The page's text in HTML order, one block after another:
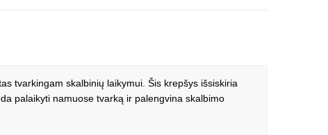
tvarkingam skalbinių laikymui. Šis krepšys išsiskiria
palaikyti namuose tvarką ir palengvina skalbimo